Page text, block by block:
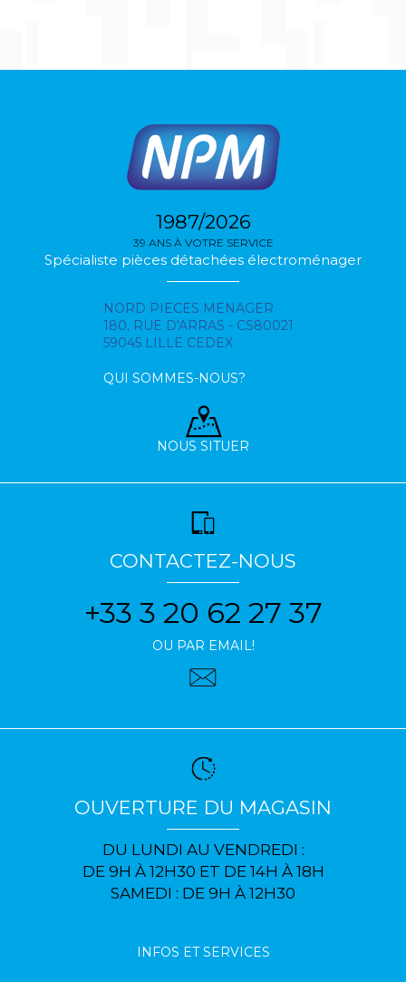
1987/2026
39 ANS À VOTRE SERVICE
Spécialiste pièces détachées électroménager
NORD PIECES MENAGER
180, RUE D'ARRAS - CS80021
59045 LILLE CEDEX
QUI SOMMES-NOUS?
NOUS SITUER
CONTACTEZ-NOUS
+33 3 20 62 27 37
OU PAR EMAIL!
OUVERTURE DU MAGASIN
DU LUNDI AU VENDREDI :
DE 9H À 12H30 ET DE 14H À 18H
SAMEDI : DE 9H À 12H30
INFOS ET SERVICES